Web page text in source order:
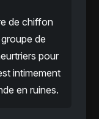
de chiffon
de
pour
intimement
en ruines.